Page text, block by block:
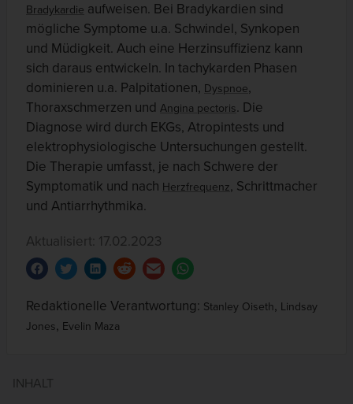
Bradykardie aufweisen. Bei Bradykardien sind
mögliche Symptome u.a. Schwindel, Synkopen
und Müdigkeit. Auch eine Herzinsuffizienz kann
sich daraus entwickeln. In tachykarden Phasen
dominieren u.a. Palpitationen, Dyspnoe,
Thoraxschmerzen und Angina pectoris. Die
Diagnose wird durch EKGs, Atropintests und
elektrophysiologische Untersuchungen gestellt.
Die Therapie umfasst, je nach Schwere der
Symptomatik und nach Herzfrequenz, Schrittmacher
und Antiarrhythmika.
Aktualisiert: 17.02.2023
Redaktionelle Verantwortung: Stanley Oiseth, Lindsay
Jones, Evelin Maza
INHALT